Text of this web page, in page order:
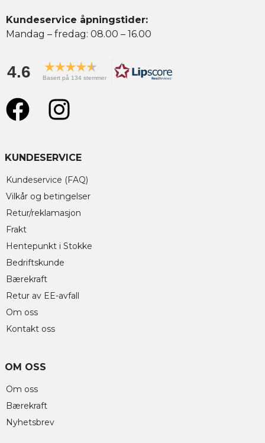
Kundeservice åpningstider:
Mandag – fredag: 08.00 – 16.00
4.6 Basert på 134 stemmer
KUNDESERVICE
Kundeservice (FAQ)
Vilkår og betingelser
Retur/reklamasjon
Frakt
Hentepunkt i Stokke
Bedriftskunde
Bærekraft
Retur av EE-avfall
Om oss
Kontakt oss
OM OSS
Om oss
Bærekraft
Nyhetsbrev